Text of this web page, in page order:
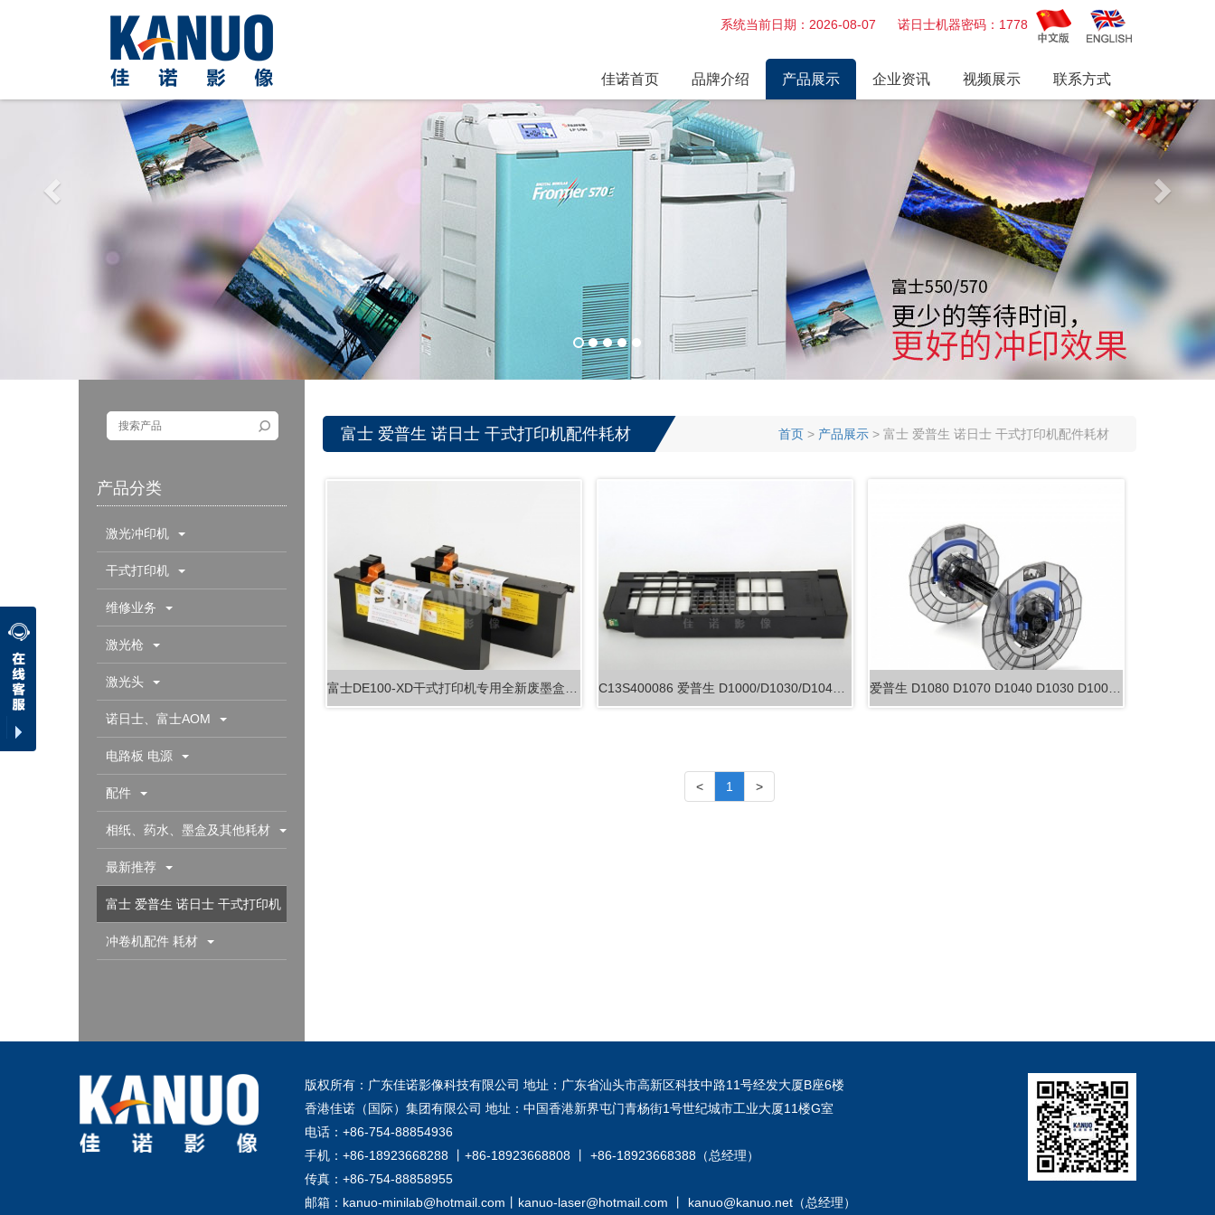
系统当前日期：2026-08-07 诺日士机器密码：1778
佳诺首页 品牌介绍
企业简介
企业环境
产品展示
维修业务
激光枪
电路板 电源
配件
相纸、药水、墨盒及其他耗材
最新推荐
富士 爱普生 诺日士 干式打印机
企业资讯
历届展会
视频展示
视频展播
联系方式
Previous
产品分类
激光冲印机
干式打印机
维修业务
激光枪
激光头
诺日士、富士AOM
电路板 电源
配件
相纸、药水、墨盒及其他耗材
最新推荐
富士 爱普生 诺日士 干式打印机
配件耗材
冲卷机配件 耗材
首页 > 产品展示 > 富士 爱普生 诺日士 干式打印机配件耗材
富士 爱普生 诺日士 干式打印机配件耗材
C13S400086 爱普生 D1000/D1030/D1040/D105… 爱普生 D1080 D1070 D1040 D1030 D1000 干…
< 1 >
版权所有：广东佳诺影像科技有限公司 地址：广东省汕头市高新区科技中路11号经发大厦B座6楼
香港佳诺（国际）集团有限公司 地址：中国香港新界屯门青杨街1号世纪城市工业大厦11楼G室
电话：+86-754-88854936
手机：+86-18923668288 丨+86-18923668808 丨 +86-18923668388（总经理）
传真：+86-754-88858955
邮箱：kanuo-minilab@hotmail.com丨kanuo-laser@hotmail.com 丨 kanuo@kanuo.net（总经理）